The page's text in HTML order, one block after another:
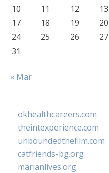
10
11 12 13
17
18 19 20
24
25 26 27
31
« Mar
okhealthcareers.com
theintexperience.com
unboundedthefilm.com
catfriends-bg.org
marianlives.org